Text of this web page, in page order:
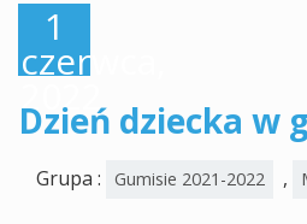
1
czerwca,
2022
Dzień dziecka w
Grupa : Gumisie 2021-2022 ,